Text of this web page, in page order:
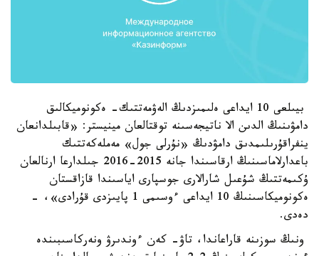
بيىلعى 10 ايداعى ەلىمىزدىڭ الەۋمەتتىك- ەكونوميكالىق
دامۋىنىڭ الدىن الا ناتيجەسىنە توقتالعان مينيستر: «قابىلدانعان
ينفراقۇرىلىمدىق دامۋدىڭ «نۇرلى جول» مەملەكەتتىك
باعدارلاماسىنىڭ ارقاسىندا جانە 2015-2016 جىلدارعا ارنالعان
ۇكىمەتتىڭ شۇعىل شارالارى جوسپارى اياسىندا قازاقستان
ەكونوميكاسىنىڭ 10 ايداعى ءوسىمى 1 پايىزدى قۇرادى»، -
دەدى.
ونىڭ سوزىنە قاراعاندا، تاۋ- كەن ءوندىرۋ ونەركاسىبىندە